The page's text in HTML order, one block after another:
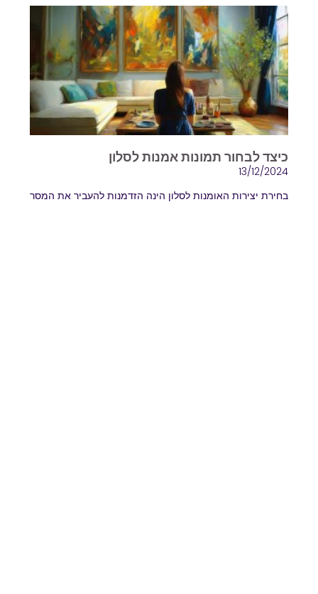
כיצד לבחור תמונות אמנות לסלון
13/12/2024
בחירת יצירות האומנות לסלון הינה הזדמנות להעביר את המסר